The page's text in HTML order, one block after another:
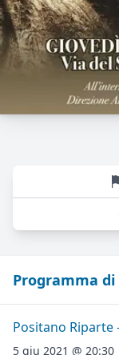
Programma di
5 giu 2021 @ 20:30